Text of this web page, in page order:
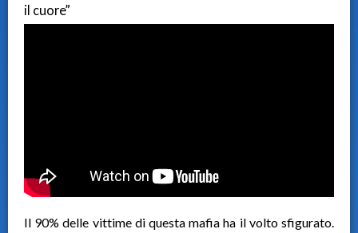
il cuore”
Il 90% delle vittime di questa mafia ha il volto sfigurato.